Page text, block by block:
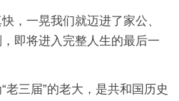
，一晃我们就迈进了家公、
即将进入完整人生的最后一
老三届”的老大，是共和国历史